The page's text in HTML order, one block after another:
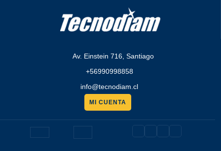
Av. Einstein 716, Santiago
+56990998858
info@tecnodiam.cl
MI CUENTA
presupuesto
Botón